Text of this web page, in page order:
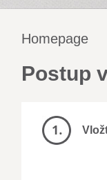
Homepage
Postup